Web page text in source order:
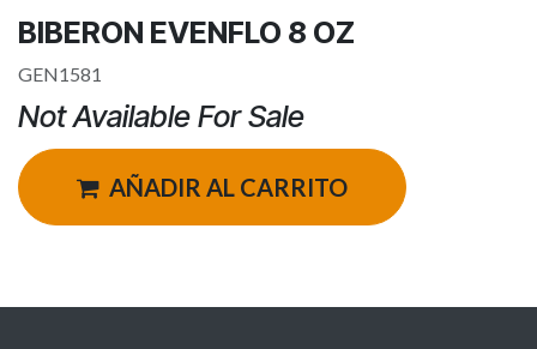
BIBERON EVENFLO 8 OZ
GEN1581
Not Available For Sale
AÑADIR AL CARRITO